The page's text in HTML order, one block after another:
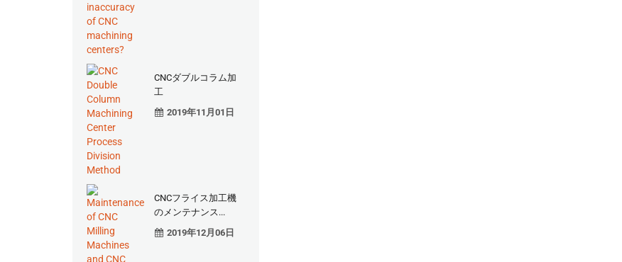
CNCダブルコラム加
工
2019年11月01日
CNCフライス加工機
のメンテナンス...
2019年12月06日